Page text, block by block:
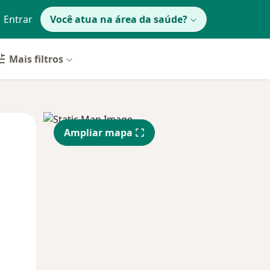
Entrar Você atua na área da saúde?
Mais filtros
Sex,
14 Ago
Sáb,
15 Ago
Ampliar mapa